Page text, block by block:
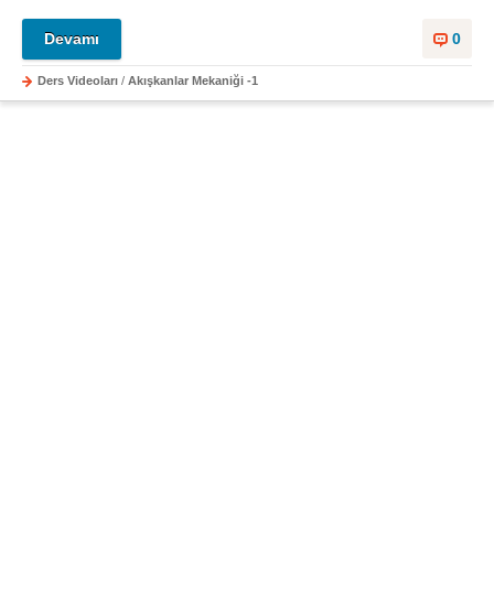
0
Devamı
Ders Videoları / Akışkanlar Mekaniği -1